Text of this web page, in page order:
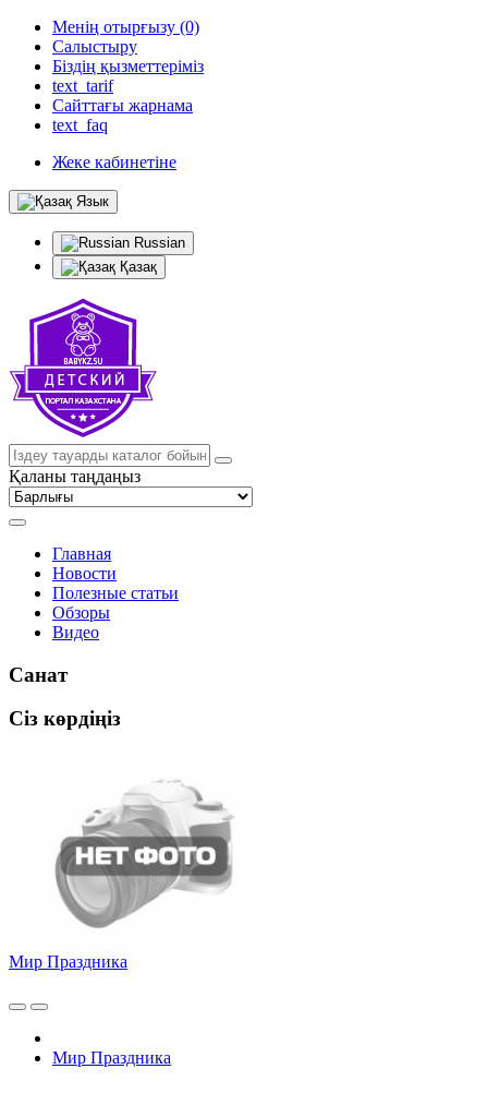
Менің отырғызу (0)
Салыстыру
Біздің қызметтеріміз
text_tarif
Сайттағы жарнама
text_faq
Жеке кабинетіне
Язык
Russian
Қазақ
Қаланы таңдаңыз
Главная
Новости
Полезные статьи
Обзоры
Видео
Санат
Сіз көрдіңіз
Мир Праздника
Мир Праздника